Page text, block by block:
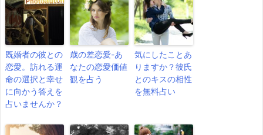
既婚者の彼との
恋愛。訪れる運
命の選択と幸せ
に向かう答えを
占いませんか？
歳の差恋愛-あ
なたの恋愛価値
観を占う
気にしたことあ
りますか？彼氏
とのキスの相性
を無料占い